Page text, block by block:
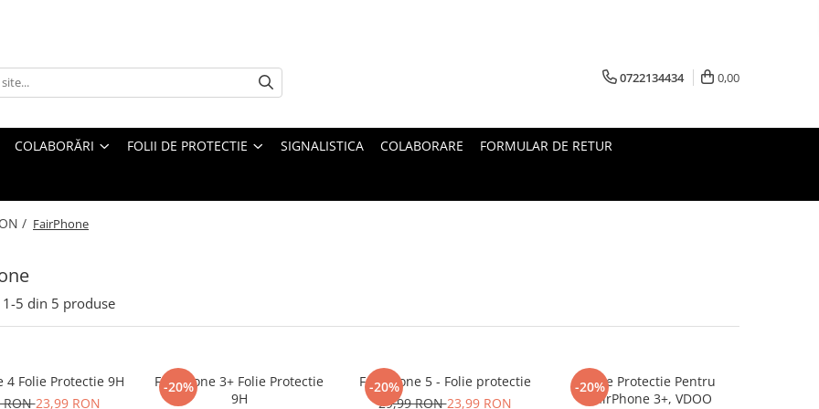
0722134434 0,00
COLABORĂRI FOLII DE PROTECTIE SIGNALISTICA COLABORARE FORMULAR DE RETUR
/ FairPhone
1-5 din 5 produse
4 Folie Protectie 9H
RON23,99 RON
-20%
FairPhone 3+ Folie Protectie
9H
-20%
Fairphone 5 - Folie protectie
29,99 RON23,99 RON
-20%
Folie Protectie Pentru
FairPhone 3+, VDOO